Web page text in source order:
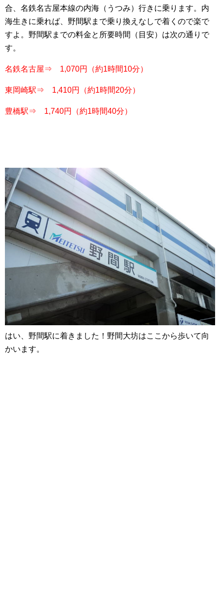
合、名鉄名古屋本線の内海（うつみ）行きに乗ります。内
海生きに乗れば、野間駅まで乗り換えなしで着くので楽で
すよ。野間駅までの料金と所要時間（目安）は次の通りで
す。
名鉄名古屋⇒ 1,070円（約1時間10分）
東岡崎駅⇒ 1,410円（約1時間20分）
豊橋駅⇒ 1,740円（約1時間40分）
はい、野間駅に着きました！野間大坊はここから歩いて向
かいます。